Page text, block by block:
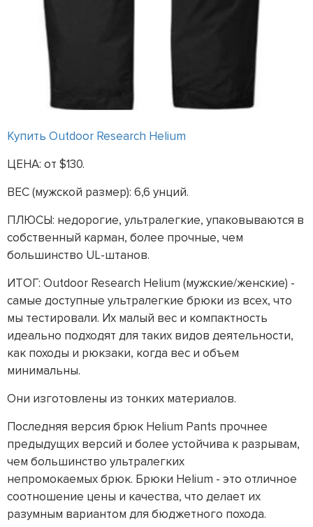
Купить Outdoor Research Helium
ЦЕНА: от $130.
ВЕС (мужской размер): 6,6 унций.
ПЛЮСЫ: недорогие, ультралегкие, упаковываются в
собственный карман, более прочные, чем
большинство UL-штанов.
ИТОГ: Outdoor Research Helium (мужские/женские) -
самые доступные ультралегкие брюки из всех, что
мы тестировали. Их малый вес и компактность
идеально подходят для таких видов деятельности,
как походы и рюкзаки, когда вес и объем
минимальны.
Они изготовлены из тонких материалов.
Последняя версия брюк Helium Pants прочнее
предыдущих версий и более устойчива к разрывам,
чем большинство ультралегких
непромокаемых брюк. Брюки Helium - это отличное
соотношение цены и качества, что делает их
разумным вариантом для бюджетного похода.